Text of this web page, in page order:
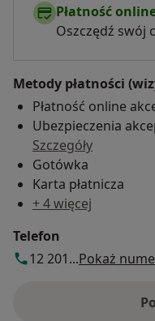
Płatność
Oszczędź swój
Metody płatności
Płatność online
Ubezpieczenia
Szczegóły
Gotówka
Karta płatnicza
+ 4 więcej
Telefon
12 201...Pokaż